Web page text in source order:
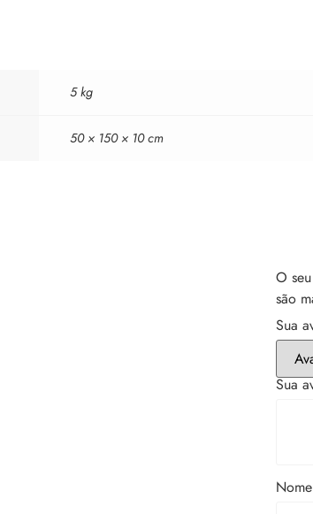
5 kg
50 × 150 × 10 cm
O
são
Sua
Sua
Nome